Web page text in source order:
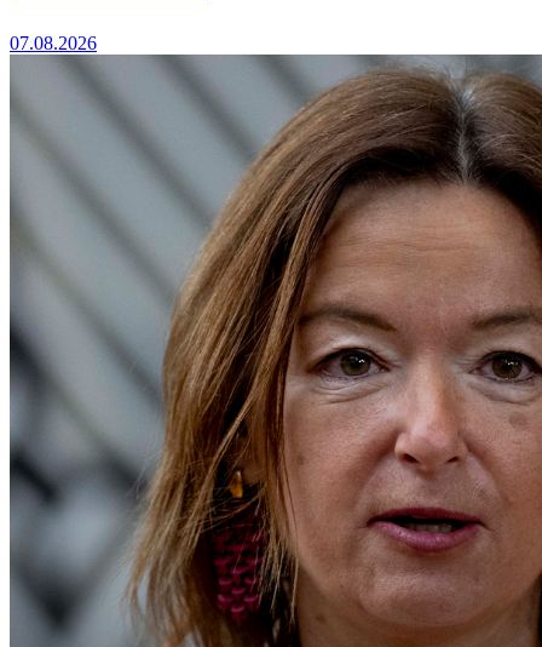
07.08.2026